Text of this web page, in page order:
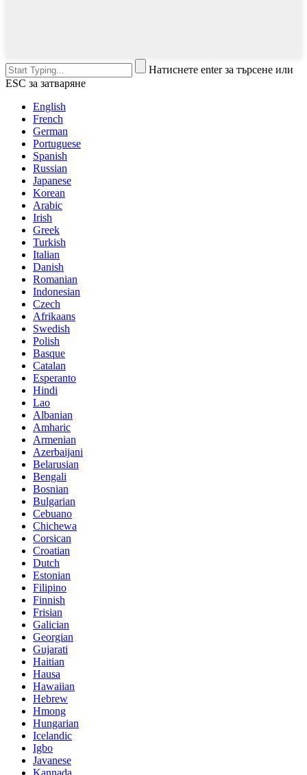
Натиснете enter за търсене или
ESC за затваряне
English
French
German
Portuguese
Spanish
Russian
Japanese
Korean
Arabic
Irish
Greek
Turkish
Italian
Danish
Romanian
Indonesian
Czech
Afrikaans
Swedish
Polish
Basque
Catalan
Esperanto
Hindi
Lao
Albanian
Amharic
Armenian
Azerbaijani
Belarusian
Bengali
Bosnian
Bulgarian
Cebuano
Chichewa
Corsican
Croatian
Dutch
Estonian
Filipino
Finnish
Frisian
Galician
Georgian
Gujarati
Haitian
Hausa
Hawaiian
Hebrew
Hmong
Hungarian
Icelandic
Igbo
Javanese
Kannada